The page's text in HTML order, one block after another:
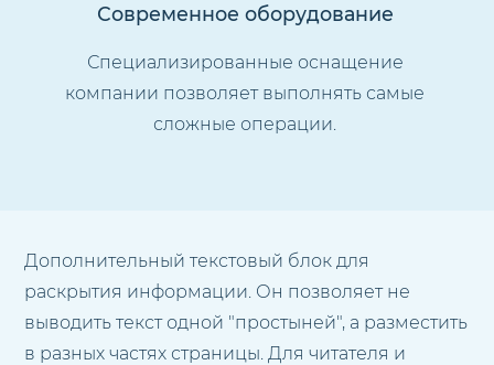
Современное оборудование
Специализированные оснащение
компании позволяет выполнять самые
сложные операции.
Дополнительный текстовый блок для
раскрытия информации. Он позволяет не
выводить текст одной "простыней", а разместить
в разных частях страницы. Для читателя и